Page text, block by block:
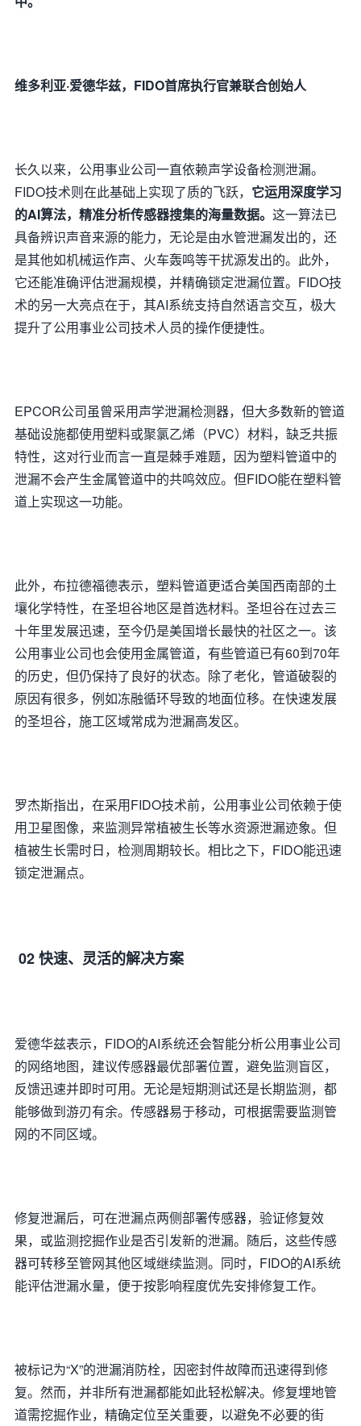
维多利亚·爱德华兹， FIDO首席执行官兼联合创始人
长久以来，公用事业公司一直依赖声学设备检测泄漏。
FIDO技术则在此基础上实现了质的飞跃， 它运用深度学习
的AI算法，精准分析传感器搜集的海量数据。 这一算法已
具备辨识声音来源的能力，无论是由水管泄漏发出的，还
是其他如机械运作声、火车轰鸣等干扰源发出的。此外，
它还能准确评估泄漏规模，并精确锁定泄漏位置。FIDO技
术的另一大亮点在于，其AI系统支持自然语言交互，极大
提升了公用事业公司技术人员的操作便捷性。
EPCOR公司虽曾采用声学泄漏检测器，但大多数新的管道
基础设施都使用塑料或聚氯乙烯（PVC）材料，缺乏共振
特性，这对行业而言一直是棘手难题，因为塑料管道中的
泄漏不会产生金属管道中的共鸣效应。但FIDO能在塑料管
道上实现这一功能。
此外，布拉德福德表示，塑料管道更适合美国西南部的土
壤化学特性，在圣坦谷地区是首选材料。圣坦谷在过去三
十年里发展迅速，至今仍是美国增长最快的社区之一。该
公用事业公司也会使用金属管道，有些管道已有60到70年
的历史，但仍保持了良好的状态。除了老化，管道破裂的
原因有很多，例如冻融循环导致的地面位移。在快速发展
的圣坦谷，施工区域常成为泄漏高发区。
罗杰斯指出，在采用FIDO技术前，公用事业公司依赖于使
用卫星图像，来监测异常植被生长等水资源泄漏迹象。但
植被生长需时日，检测周期较长。相比之下，FIDO能迅速
锁定泄漏点。
02 快速、灵活的解决方案
爱德华兹表示，FIDO的AI系统还会智能分析公用事业公司
的网络地图，建议传感器最优部署位置，避免监测盲区，
反馈迅速并即时可用。无论是短期测试还是长期监测，都
能够做到游刃有余。传感器易于移动，可根据需要监测管
网的不同区域。
修复泄漏后，可在泄漏点两侧部署传感器，验证修复效
果，或监测挖掘作业是否引发新的泄漏。随后，这些传感
器可转移至管网其他区域继续监测。同时，FIDO的AI系统
能评估泄漏水量，便于按影响程度优先安排修复工作。
被标记为“X”的泄漏消防栓，因密封件故障而迅速得到修
复。然而，并非所有泄漏都能如此轻松解决。修复埋地管
道需挖掘作业，精确定位至关重要，以避免不必要的街